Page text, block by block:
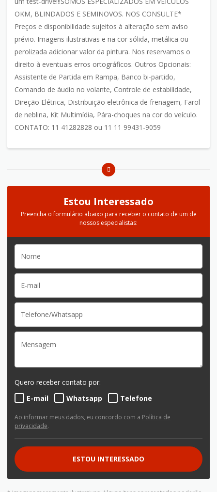
OKM, BLINDADOS E SEMINOVOS. NOS CONSULTE*
Preços e disponibilidade sujeitos à alteração sem aviso
prévio. Imagens ilustrativas e na cor sólida, metálica ou
perolizada adicionar valor da pintura. Nos reservamos o
direito à eventuais erros ortográficos. Outros Opcionais:
Assistente de Partida em Rampa, Banco bi-partido,
Comando de áudio no volante, Controle de estabilidade,
Direção Elétrica, Distribuição eletrônica de frenagem, Farol
de neblina, Kit Multimídia, Pára-choques na cor do veículo.
CONTATO: 11 41282828 ou 11 11 99431-9059
Estou Interessado
Preencha o formulário abaixo para receber o contato de um de
nossos especialistas:
Quero receber contato por:
E-mail
Whatsapp Telefone
Ao informar meus dados, eu concordo com a Política de
privacidade.
ESTOU INTERESSADO